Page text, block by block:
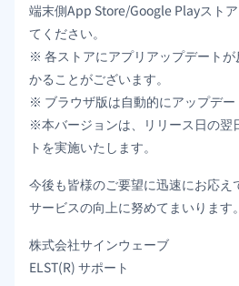
端末側App Store/Google Playスト
てください。
※ 各ストアにアプリアップデート
かることがございます。
※ ブラウザ版は自動的にアップデー
※本バージョンは、リリース日の翌
トを実施いたします。
今後も皆様のご要望に迅速にお応え
サービスの向上に努めてまいります。
株式会社サインウェーブ
ELST(R) サポート